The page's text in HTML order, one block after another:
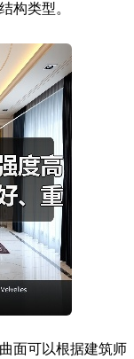
构类型。
面可以根据建筑师